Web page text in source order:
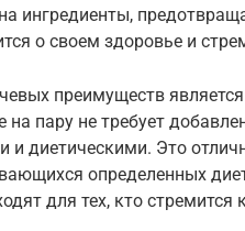
ингредиенты,
о своем здоровье и
преимуществ
на пару не требует
и диетическими. Это
определенных
для тех, кто стремится